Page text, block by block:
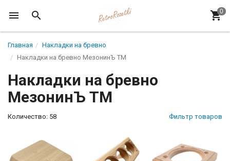
Главная
Накладки на бревно
Накладки на бревно МезонинЪ ТМ
Накладки на бревно
МезонинЪ ТМ
Количество: 58 Фильтр товаров